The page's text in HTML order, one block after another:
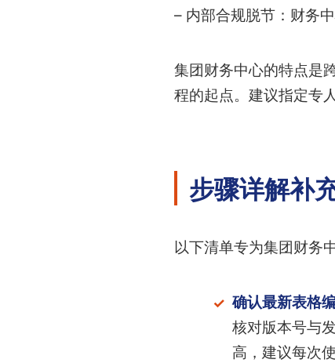
– 内部合规脱节：财务
集团财务中心的特点是
程的起点。建议指定专
步骤详解补
以下清单专为集团财务
确认最新表格
核对版本号与
高，建议每次